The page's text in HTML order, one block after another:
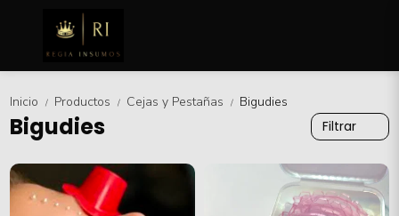
Inicio / Productos / Cejas y Pestañas / Bigudies
Bigudies Filtrar